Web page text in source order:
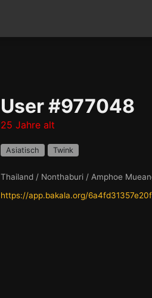
User #977048
25 Jahre alt
Asiatisch Twink
Thailand / Nonthaburi / Amphoe
https://app.bakala.org/